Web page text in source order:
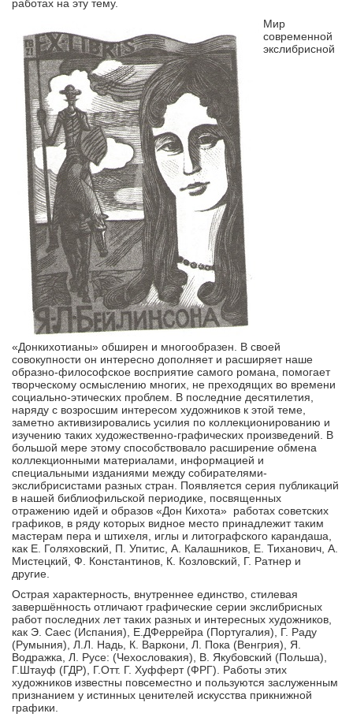
работах на эту тему.
Мир
современной
экслибрисной
«Донкихотианы» обширен и многообразен. В своей
совокупности он интересно дополняет и расширяет наше
образно-философское восприятие самого романа, помогает
творческому осмыслению многих, не преходящих во времени
социально-этических проблем. В последние десятилетия,
наряду с возросшим интересом художников к этой теме,
заметно активизировались усилия по коллекционированию и
изучению таких художественно-графических произведений. В
большой мере этому способствовало расширение обмена
коллекционными материалами, информацией и
специальными изданиями между собирателями-
экслибрисистами разных стран. Появляется серия публикаций
в нашей библиофильской периодике, посвященных
отражению идей и образов «Дон Кихота» работах советских
графиков, в ряду которых видное место принадлежит таким
мастерам пера и штихеля, иглы и литографского карандаша,
как Е. Голяховский, П. Упитис, А. Калашников, Е. Тиханович, А.
Мистецкий, Ф. Константинов, К. Козловский, Г. Ратнер и
другие.
Острая характерность, внутреннее единство, стилевая
завершённость отличают графические серии экслибрисных
работ последних лет таких разных и интересных художников,
как Э. Саес (Испания), Е.ДФеррейра (Португалия), Г. Раду
(Румыния), Л.Л. Надь, К. Варкони, Л. Пока (Венгрия), Я.
Водражка, Л. Русе: (Чехословакия), В. Якубовский (Польша),
Г.Штауф (ГДР), Г.Отт. Г. Хуфферт (ФРГ). Работы этих
художников известны повсеместно и пользуются заслуженным
признанием у истинных ценителей искусства прикнижной
графики.